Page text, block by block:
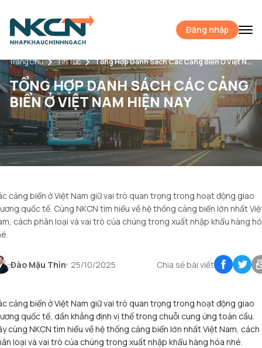
Đăng nhập
Trang Chủ Tin Tức Tổng Hợp Danh Sách Các Cảng Biển Ở Việt Nam Hiện Nay
TỔNG HỢP DANH SÁCH CÁC CẢNG
BIỂN Ở VIỆT NAM HIỆN NAY
cảng biển ở Việt Nam giữ vai trò quan trọng trong hoạt động giao
quốc tế. Cùng NKCN tìm hiểu về hệ thống cảng biển lớn nhất
cách phân loại và vai trò của chúng trong xuất nhập khẩu hàng
Đào Mậu Thìn 25/10/2025 Chia sẻ bài viết
cảng biển ở Việt Nam giữ vai trò quan trọng trong hoạt động giao
quốc tế, dần khẳng định vị thế trong chuỗi cung ứng toàn cầu.
cùng NKCN tìm hiểu về hệ thống cảng biển lớn nhất Việt Nam, cách
loại và vai trò của chúng trong xuất nhập khẩu hàng hóa nhé.